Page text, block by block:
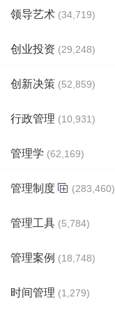
领导艺术 (34,719)
创业投资 (29,248)
创新决策 (52,859)
行政管理 (10,931)
管理学 (62,169)
管理制度 (283,460)
管理工具 (5,784)
管理案例 (18,748)
时间管理 (1,279)